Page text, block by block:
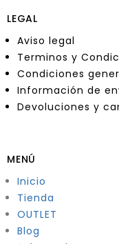
LEGAL
Aviso legal
Terminos y
Condiciones
Información de
Devoluciones y
MENÚ
Inicio
Tienda
OUTLET
Blog